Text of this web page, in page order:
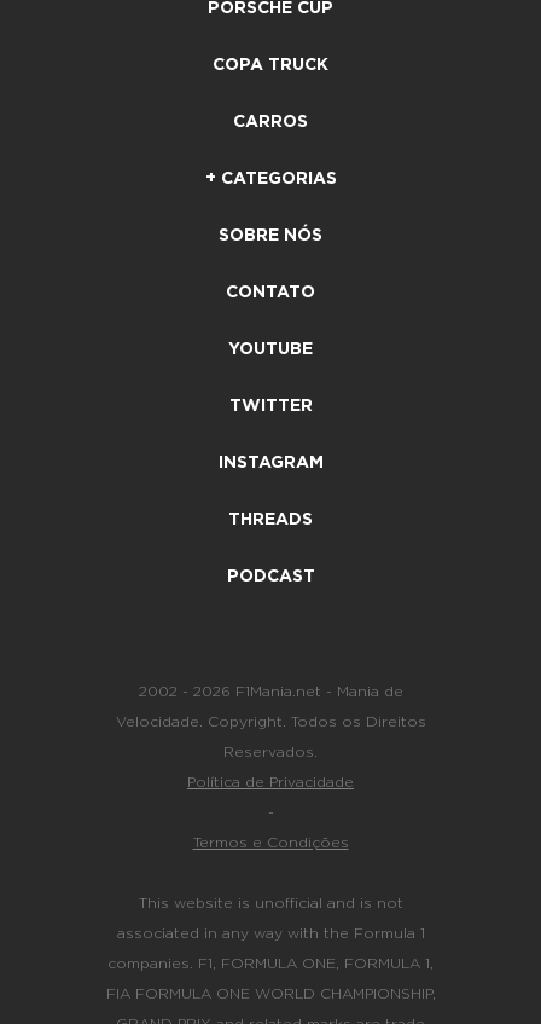
PORSCHE CUP
COPA TRUCK
CARROS
+ CATEGORIAS
SOBRE NÓS
CONTATO
YOUTUBE
TWITTER
INSTAGRAM
THREADS
PODCAST
2002 - 2026 F1Mania.net - Mania de
Velocidade. Copyright. Todos os Direitos
Reservados.
Política de Privacidade
-
Termos e Condições
This website is unofficial and is not
associated in any way with the Formula 1
companies. F1, FORMULA ONE, FORMULA 1,
FIA FORMULA ONE WORLD CHAMPIONSHIP,